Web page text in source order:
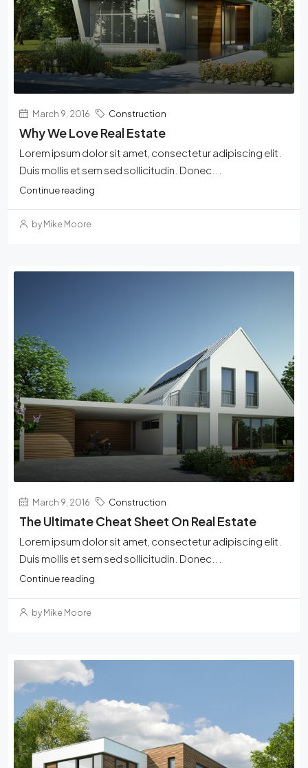
March 9, 2016 Construction
Why We Love Real Estate
Lorem ipsum dolor sit amet, consectetur adipiscing elit.
Duis mollis et sem sed sollicitudin. Donec...
Continue reading
by Mike Moore
March 9, 2016 Construction
The Ultimate Cheat Sheet On Real Estate
Lorem ipsum dolor sit amet, consectetur adipiscing elit.
Duis mollis et sem sed sollicitudin. Donec...
Continue reading
by Mike Moore